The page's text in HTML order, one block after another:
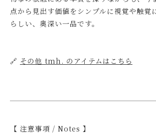
点から見出す価値をシンプルに視覚や触
らしい、奥深い一品です。
🔗 その他 tmh. のアイテムはこちら
【 注意事項 / Notes 】